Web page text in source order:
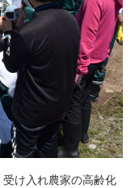
け入れ農家の高齢化